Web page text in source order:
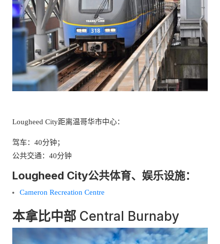
Lougheed City距离温哥华市中心：
驾车：40分钟；
公共交通：40分钟
Lougheed City公共体育、娱乐设施：
Cameron Recreation Centre
本拿比中部 Central Burnaby